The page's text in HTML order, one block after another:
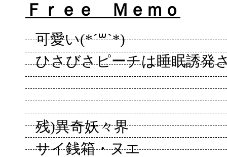
Ｆｒｅｅ Ｍｅｍｏ
可愛い(*´꒳`*)
ひさびさピーチは睡眠誘発
残)異奇妖々界
サイ銭箱・ヌエ